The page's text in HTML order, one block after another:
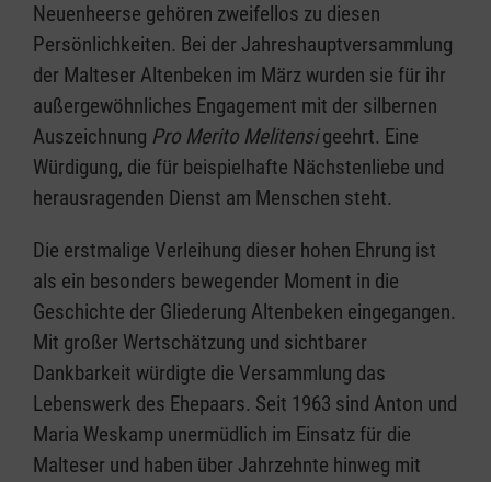
Neuenheerse gehören zweifellos zu diesen
Persönlichkeiten. Bei der Jahreshauptversammlung
der Malteser Altenbeken im März wurden sie für ihr
außergewöhnliches Engagement mit der silbernen
Auszeichnung Pro Merito Melitensigeehrt. Eine
Würdigung, die für beispielhafte Nächstenliebe und
herausragenden Dienst am Menschen steht.
Die erstmalige Verleihung dieser hohen Ehrung ist
als ein besonders bewegender Moment in die
Geschichte der Gliederung Altenbeken eingegangen.
Mit großer Wertschätzung und sichtbarer
Dankbarkeit würdigte die Versammlung das
Lebenswerk des Ehepaars. Seit 1963 sind Anton und
Maria Weskamp unermüdlich im Einsatz für die
Malteser und haben über Jahrzehnte hinweg mit